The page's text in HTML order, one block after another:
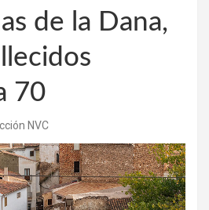
de la Dana,
70
NVC